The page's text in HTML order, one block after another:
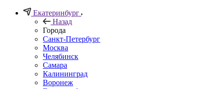
Екатеринбург
Назад
Города
Санкт-Петербург
Москва
Челябинск
Самара
Калининград
Воронеж